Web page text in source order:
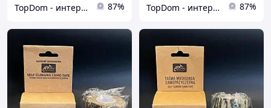
TopDom - интернет магазин топовых товаров для дома и офиса 87% TopDom - интернет магазин топовых товаров для дома и офиса 87%